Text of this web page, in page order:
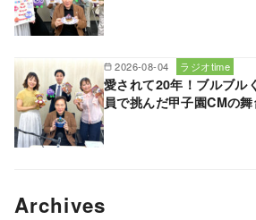
2026-08-04 ラジオtime
愛されて20年！ブルブル
員で挑んだ甲子園CMの舞
Archives